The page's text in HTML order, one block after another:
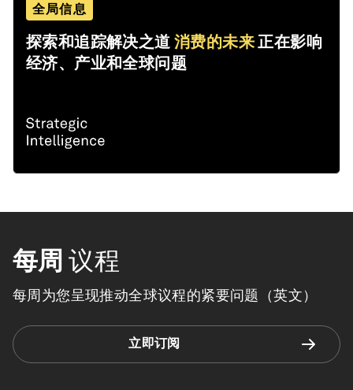
全局信息
探索和追踪解决之道消费的未来正在影响
经济、产业和全球问题
每周 议程
每周为您呈现推动全球议程的紧要问题（英文）
立即订阅